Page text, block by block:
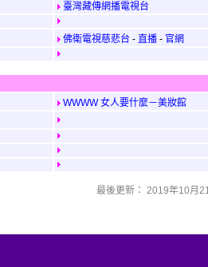
臺灣藏傳網播電視台
佛衛電視慈悲台 - 直播 - 官網
WWWW 女人要什麼－美妝館
最後更新： 2019年10月